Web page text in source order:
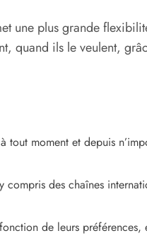
une plus grande
quand ils le veulent,
moment et depuis
compris des chaînes
de leurs